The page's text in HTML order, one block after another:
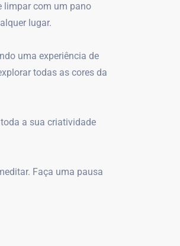
limpar com um pano
lugar.
uma experiência de
todas as cores da
a sua criatividade
Faça uma pausa